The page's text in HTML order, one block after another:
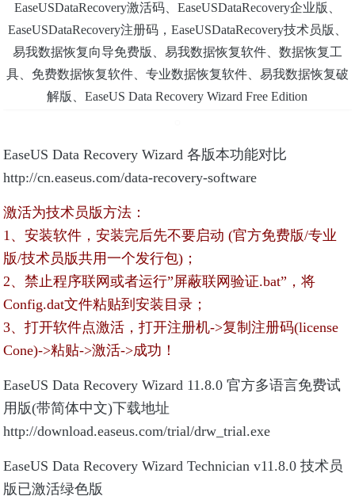
EaseUS Data Recovery Wizard 各版本功能对比
http://cn.easeus.com/data-recovery-software
激活为技术员版方法：
1、安装软件，安装完后先不要启动 (官方免费版/专业
版/技术员版共用一个发行包)；
2、禁止程序联网或者运行”屏蔽联网验证.bat”，将
Config.dat文件粘贴到安装目录；
3、打开软件点激活，打开注册机->复制注册码(license
Cone)->粘贴->激活->成功！
EaseUS Data Recovery Wizard 11.8.0 官方多语言免费试
用版(带简体中文)下载地址
http://download.easeus.com/trial/drw_trial.exe
EaseUS Data Recovery Wizard Technician v11.8.0 技术员
版已激活绿色版